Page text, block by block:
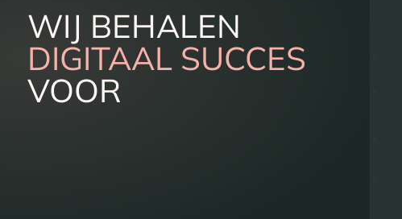
WIJ BEHALEN
DIGITAAL SUCCES
VOOR